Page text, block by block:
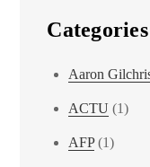
Categories
Aaron
ACTU (1)
AFP(1)